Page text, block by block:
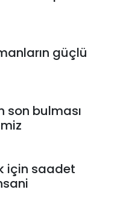
güçlü
son bulması
için saadet